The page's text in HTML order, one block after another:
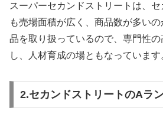
スーパーセカンドストリートは、
も売場面積が広く、商品数が多い
品を取り扱っているので、専門性
し、人材育成の場ともなっています
2.セカンドストリートのAラ